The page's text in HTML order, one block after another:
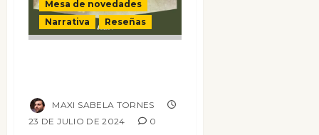
Mesa de novedades
Narrativa
Reseñas
MAXI SABELA TORNES
23 DE JULIO DE 2024
0